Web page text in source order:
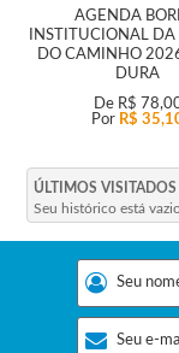
AGENDA
INSTITUCIONAL
DO CAMINHO
DURA
De R$
Por R$
ÚLTIMOS VISITADOS
Seu histórico está